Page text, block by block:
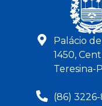
Palácio
1450,
Teresina-
(86)